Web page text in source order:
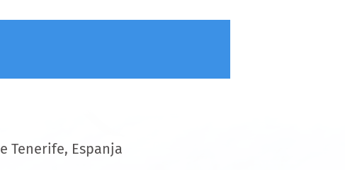
Tenerife, Espanja